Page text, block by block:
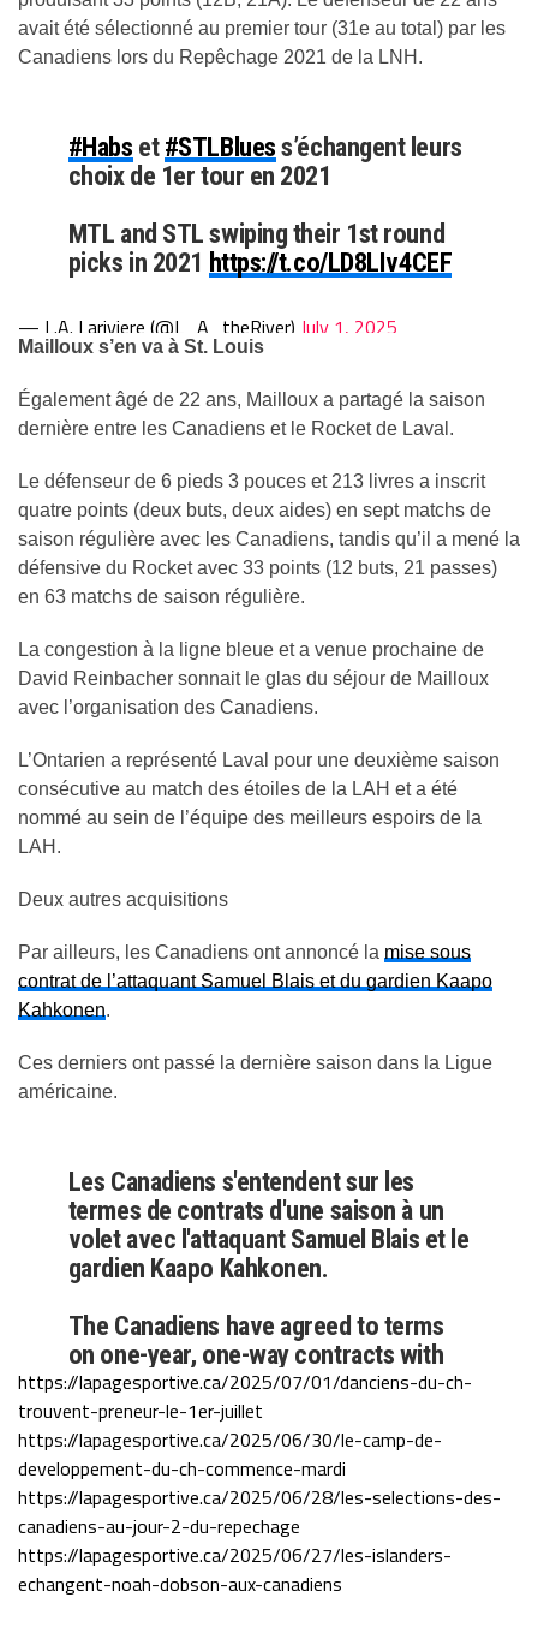
avait été sélectionné au premier tour (31e au total) par les
Canadiens lors du Repêchage 2021 de la LNH.
#Habs et#STLBluess’échangent leurs
choix de 1er tour en 2021
MTL and STL swiping their 1st round
picks in 2021 https://t.co/LD8LIv4CEF
— L.A. Lariviere (@L_A_theRiver) July 1, 2025
Mailloux s’en va à St. Louis
Également âgé de 22 ans, Mailloux a partagé la saison
dernière entre les Canadiens et le Rocket de Laval.
Le défenseur de 6 pieds 3 pouces et 213 livres a inscrit
quatre points (deux buts, deux aides) en sept matchs de
saison régulière avec les Canadiens, tandis qu’il a mené la
défensive du Rocket avec 33 points (12 buts, 21 passes)
en 63 matchs de saison régulière.
La congestion à la ligne bleue et a venue prochaine de
David Reinbacher sonnait le glas du séjour de Mailloux
avec l’organisation des Canadiens.
L’Ontarien a représenté Laval pour une deuxième saison
consécutive au match des étoiles de la LAH et a été
nommé au sein de l’équipe des meilleurs espoirs de la
LAH.
Deux autres acquisitions
Par ailleurs, les Canadiens ont annoncé la mise sous
contrat de l’attaquant Samuel Blais et du gardien Kaapo
Kahkonen.
Ces derniers ont passé la dernière saison dans la Ligue
américaine.
Les Canadiens s'entendent sur les
termes de contrats d'une saison à un
volet avec l'attaquant Samuel Blais et le
gardien Kaapo Kahkonen.
The Canadiens have agreed to terms
on one-year, one-way contracts with
forward Samuel Blais and goaltender
Kaapo Kahkonen.#GoHabsGo
pic.twitter.com/09pl0O7B47
— Canadiens Montréal (@CanadiensMTL)July 1, 2025
https://lapagesportive.ca/2025/07/01/danciens-du-ch-
trouvent-preneur-le-1er-juillet
https://lapagesportive.ca/2025/06/30/le-camp-de-
developpement-du-ch-commence-mardi
https://lapagesportive.ca/2025/06/28/les-selections-des-
canadiens-au-jour-2-du-repechage
https://lapagesportive.ca/2025/06/27/les-islanders-
echangent-noah-dobson-aux-canadiens